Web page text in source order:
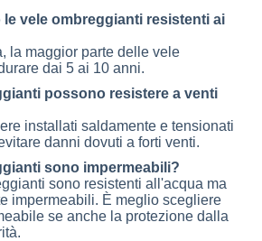
le vele ombreggianti resistenti ai
la maggior parte delle vele
dai 5 ai 10 anni.
possono resistere a venti
installati saldamente e tensionati
danni dovuti a forti venti.
sono impermeabili?
sono resistenti all'acqua ma
impermeabili. È meglio scegliere
se anche la protezione dalla